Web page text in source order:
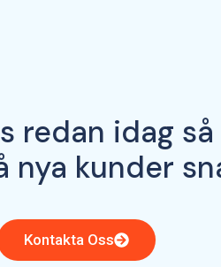
redan idag
nya kunder
Kontakta Oss